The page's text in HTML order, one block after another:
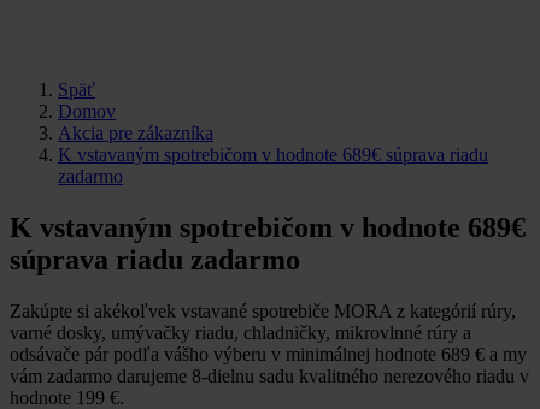
Späť
Domov
Akcia pre zákazníka
K vstavaným spotrebičom v hodnote 689€ súprava riadu
zadarmo
K vstavaným spotrebičom v hodnote 689€
súprava riadu zadarmo
Zakúpte si akékoľvek vstavané spotrebiče MORA z kategórií rúry,
varné dosky, umývačky riadu, chladničky, mikrovlnné rúry a
odsávače pár podľa vášho výberu v minimálnej hodnote 689 € a my
vám zadarmo darujeme 8-dielnu sadu kvalitného nerezového riadu v
hodnote 199 €.